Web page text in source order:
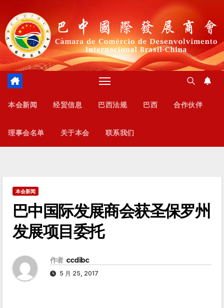
内
本会新闻 经贸信息 巴西法规 巴西 合作伙伴
理事会名单 关于本会 联系我们
本会新闻
巴中国际发展商会获圣保罗州
发展项目委托
作者 ccdibc
5 月 25, 2017